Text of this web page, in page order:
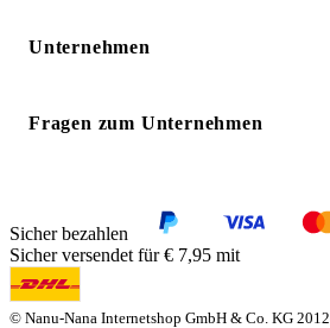
Unternehmen
Fragen zum Unternehmen
Sicher bezahlen
Sicher versendet für € 7,95 mit
© Nanu-Nana Internetshop GmbH & Co. KG